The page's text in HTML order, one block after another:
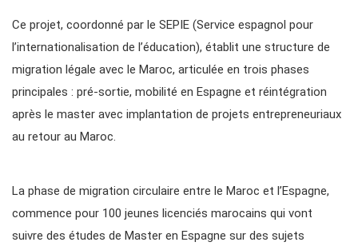
Ce projet, coordonné par le SEPIE (Service espagnol pour
l’internationalisation de l’éducation), établit une structure de
migration légale avec le Maroc, articulée en trois phases
principales : pré-sortie, mobilité en Espagne et réintégration
après le master avec implantation de projets entrepreneuriaux
au retour au Maroc.
La phase de migration circulaire entre le Maroc et l’Espagne,
commence pour 100 jeunes licenciés marocains qui vont
suivre des études de Master en Espagne sur des sujets